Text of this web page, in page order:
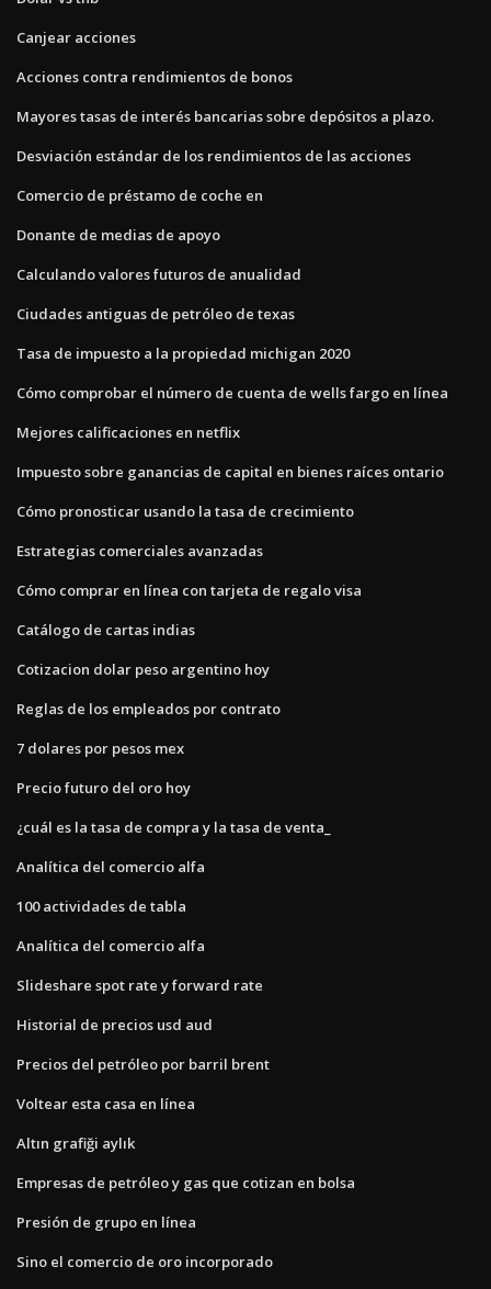
Canjear acciones
Acciones contra rendimientos de bonos
Mayores tasas de interés bancarias sobre depósitos a plazo.
Desviación estándar de los rendimientos de las acciones
Comercio de préstamo de coche en
Donante de medias de apoyo
Calculando valores futuros de anualidad
Ciudades antiguas de petróleo de texas
Tasa de impuesto a la propiedad michigan 2020
Cómo comprobar el número de cuenta de wells fargo en línea
Mejores calificaciones en netflix
Impuesto sobre ganancias de capital en bienes raíces ontario
Cómo pronosticar usando la tasa de crecimiento
Estrategias comerciales avanzadas
Cómo comprar en línea con tarjeta de regalo visa
Catálogo de cartas indias
Cotizacion dolar peso argentino hoy
Reglas de los empleados por contrato
7 dolares por pesos mex
Precio futuro del oro hoy
¿cuál es la tasa de compra y la tasa de venta_
Analítica del comercio alfa
100 actividades de tabla
Analítica del comercio alfa
Slideshare spot rate y forward rate
Historial de precios usd aud
Precios del petróleo por barril brent
Voltear esta casa en línea
Altın grafiği aylık
Empresas de petróleo y gas que cotizan en bolsa
Presión de grupo en línea
Sino el comercio de oro incorporado